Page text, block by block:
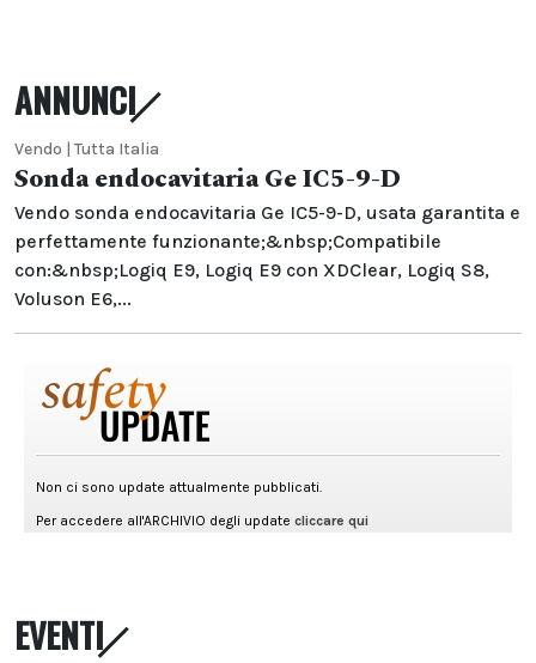
ANNUNCI
Vendo | Tutta Italia
Sonda endocavitaria Ge IC5-9-D
Vendo sonda endocavitaria Ge IC5-9-D, usata garantita e
perfettamente funzionante;&nbsp;Compatibile
con:&nbsp;Logiq E9, Logiq E9 con XDClear, Logiq S8,
Voluson E6,...
EVENTI